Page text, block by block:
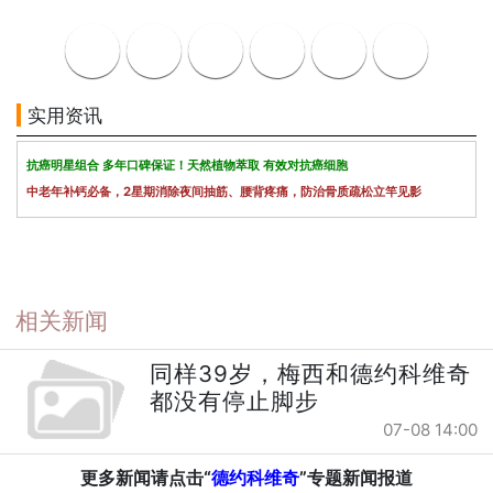
实用资讯
抗癌明星组合 多年口碑保证！天然植物萃取 有效对抗癌细胞
中老年补钙必备，2星期消除夜间抽筋、腰背疼痛，防治骨质疏松立竿见影
相关新闻
同样39岁，梅西和德约科维奇
都没有停止脚步
07-08 14:00
更多新闻请点击“德约科维奇”专题新闻报道